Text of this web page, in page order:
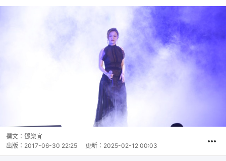
撰文： 鄧樂宜
出版： 2017-06-30 22:25 更新： 2025-02-12 00:03